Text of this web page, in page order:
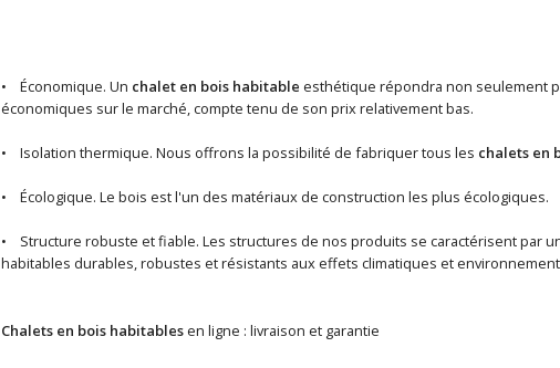
• Économique. Un chalet en bois habitable esthétique répondra non seulement
économiques sur le marché, compte tenu de son prix relativement bas.
• Isolation thermique. Nous offrons la possibilité de fabriquer tous les chalets en
• Écologique. Le bois est l'un des matériaux de construction les plus écologiques.
• Structure robuste et fiable. Les structures de nos produits se caractérisent par
habitables durables, robustes et résistants aux effets climatiques et
Chalets en bois habitablesen ligne : livraison et garantie